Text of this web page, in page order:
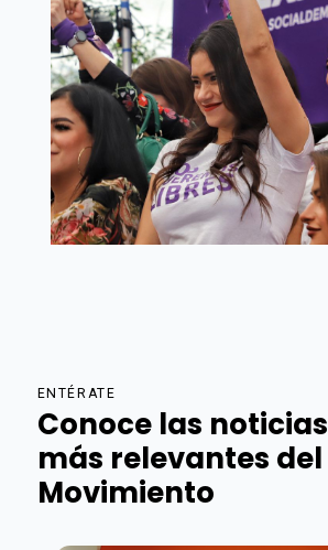
ENTÉRATE
Conoce las noticias
más relevantes del
Movimiento